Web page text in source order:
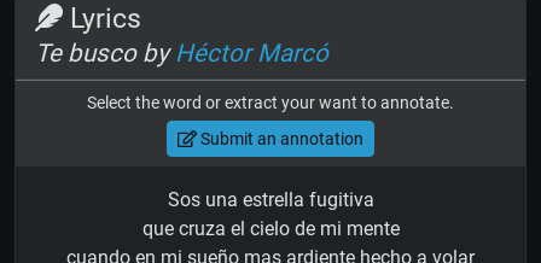
Lyrics
Te busco byHéctor Marcó
Select the word or extract your want to annotate.
Submit an annotation
Sos una estrella fugitiva
que cruza el cielo de mi mente
cuando en mi sueño mas ardiente hecho a volar